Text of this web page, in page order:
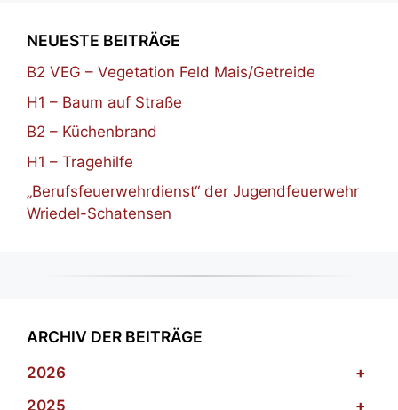
NEUESTE BEITRÄGE
B2 VEG – Vegetation Feld Mais/Getreide
H1 – Baum auf Straße
B2 – Küchenbrand
H1 – Tragehilfe
„Berufsfeuerwehrdienst“ der Jugendfeuerwehr
Wriedel-Schatensen
ARCHIV DER BEITRÄGE
2026
+
2025
+